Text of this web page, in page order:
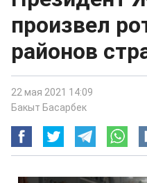
произвел
районов
22 мая 2021 14:09
Бакыт Басарбек